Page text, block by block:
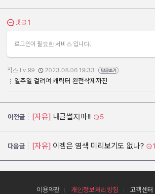
댓글 보기
댓글 1
로그인이 필요한 서비스 입니다.
작성자:
직스 Lv.99
작성일:
2023.08.06 19:33
일주일 걸려여 캐릭터 완전삭제까진
이전글 [자유] 내글썰지마!! 5
다음글 [자유] 이겜은 염색 미리보기도 없나? 1
이용약관 개인정보처리방침 고객센터